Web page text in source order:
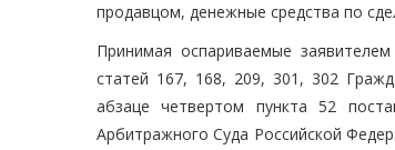
продавцом, денежные средства по
Принимая оспариваемые
статей 167, 168, 209, 301, 302
абзаце четвертом пункта 52
Арбитражного Суда Российской